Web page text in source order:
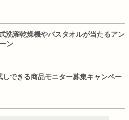
洗濯乾燥機やバスタオルが当たるアン
ン
しできる商品モニター募集キャンペー